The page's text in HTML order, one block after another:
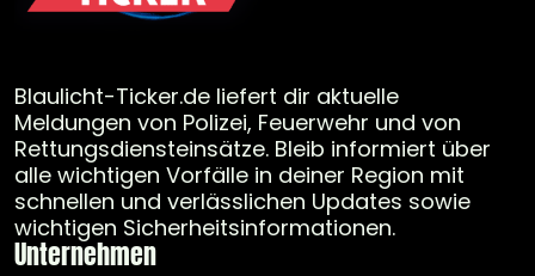
Blaulicht-Ticker.de liefert dir aktuelle
Meldungen von Polizei, Feuerwehr und von
Rettungsdiensteinsätze. Bleib informiert über
alle wichtigen Vorfälle in deiner Region mit
schnellen und verlässlichen Updates sowie
wichtigen Sicherheitsinformationen.
Unternehmen